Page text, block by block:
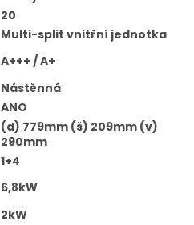
20
Multi-split vnitřní jednotka
A+++ / A+
Nástěnná
ANO
(d) 779mm (š) 209mm (v)
290mm
1+4
6,8kW
2kW